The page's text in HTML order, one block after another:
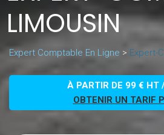
LIMOUSIN
Expert Comptable En Ligne > Expert-
À PARTIR DE 99 € HT
OBTENIR UN TARIF